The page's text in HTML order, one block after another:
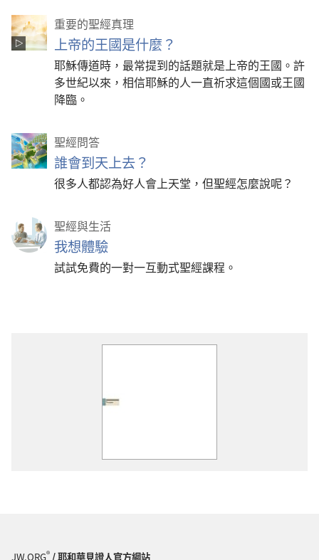
重要的聖經真理
上帝的王國是什麼？
耶穌傳道時，最常提到的話題就是上帝的王國。許
多世紀以來，相信耶穌的人一直祈求這個國或王國
降臨。
聖經問答
誰會到天上去？
很多人都認為好人會上天堂，但聖經怎麼說呢？
聖經與生活
我想體驗
試試免費的一對一互動式聖經課程。
JW.ORG®/ 耶和華見證人官方網站